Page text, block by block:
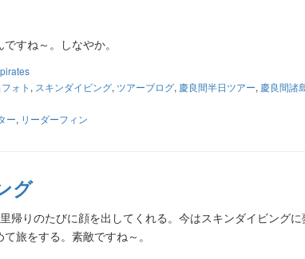
すね～。しなやか。
ォト , スキンダイビング, ツアーブログ, 慶良間半日ツアー, 慶良間諸
ー, リーダーフィン
グ
帰りのたびに顔を出してくれる。今はスキンダイビング
旅をする。素敵ですね～。